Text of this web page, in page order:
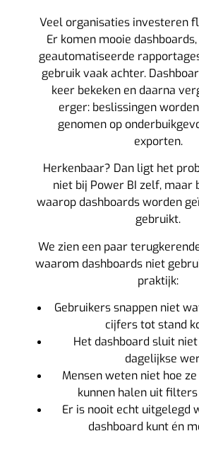
Veel organisaties investeren
Er komen mooie dashboards,
geautomatiseerde
gebruik vaak achter.
keer bekeken en daarna
erger: beslissingen
genomen op
exporten.
Herkenbaar? Dan ligt het
niet bij Power BI zelf, maar
waarop dashboards worden
gebruikt.
We zien een paar
waarom dashboards niet
praktijk:
Gebruikers snappen niet
cijfers tot stand
Het dashboard sluit
dagelijkse
Mensen weten niet hoe
kunnen halen uit
Er is nooit echt uitgelegd
dashboard kunt én